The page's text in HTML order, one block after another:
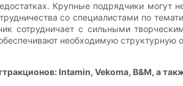
Крупные подрядчики могут
со специалистами по
сотрудничает с сильными
необходимую
Intamin, Vekoma, B&M, а